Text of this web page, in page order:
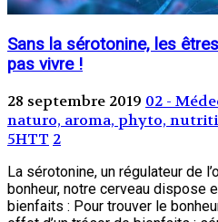
Sans la sérotonine, les
pas vivre !
28 septembre 2019 02 -
naturo, aroma, phyto,
5HTT 2
La sérotonine, un régulateur de
bonheur, notre cerveau dispose
bienfaits : Pour trouver le